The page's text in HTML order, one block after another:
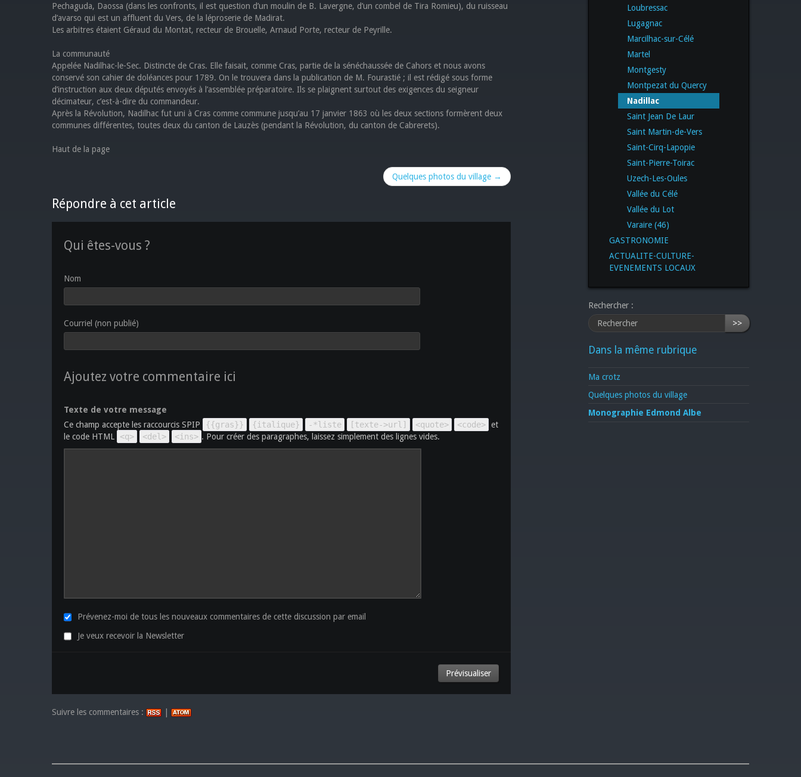
Pechaguda, Daossa (dans les confronts, il est question d’un moulin de B. Lavergne, d’un combel de Tira Romieu), du ruisseau
d’avarso qui est un affluent du Vers, de la léproserie de Madirat.
Les arbitres étaient Géraud du Montat, recteur de Brouelle, Arnaud Porte, recteur de Peyrille.
La communauté
Appelée Nadilhac-le-Sec. Distincte de Cras. Elle faisait, comme Cras, partie de la sénéchaussée de Cahors et nous avons
conservé son cahier de doléances pour 1789. On le trouvera dans la publication de M. Fourastié ; il est rédigé sous forme
d’instruction aux deux députés envoyés à l’assemblée préparatoire. Ils se plaignent surtout des exigences du seigneur
décimateur, c’est-à-dire du commandeur.
Après la Révolution, Nadilhac fut uni à Cras comme commune jusqu’au 17 janvier 1863 où les deux sections formèrent deux
communes différentes, toutes deux du canton de Lauzès (pendant la Révolution, du canton de Cabrerets).
Haut de la page
Quelques photos du village →
Répondre à cet article
Qui êtes-vous ?
Nom
Courriel (non publié)
Ajoutez votre commentaire ici
Texte de votre message
Ce champ accepte les raccourcis SPIP
{{gras}} {italique} -*liste [texte->url] <quote> <code> et
le code HTML
<q> <del> <ins> . Pour créer des paragraphes, laissez simplement des lignes vides.
Prévenez-moi de tous les nouveaux commentaires de cette discussion par email
Je veux recevoir la Newsletter
Suivre les commentaires :
Loubressac
Lugagnac
Marcilhac-sur-Célé
Martel
Montgesty
Montpezat du Quercy
Nadillac
Saint Jean De Laur
Saint Martin-de-Vers
Saint-Cirq-Lapopie
Saint-Pierre-Toirac
Uzech-Les-Oules
Vallée du Célé
Vallée du Lot
Varaire (46)
GASTRONOMIE
ACTUALITE-CULTURE-
EVENEMENTS LOCAUX
Rechercher :
>>
Dans la même rubrique
Ma crotz
Quelques photos du village
Monographie Edmond Albe